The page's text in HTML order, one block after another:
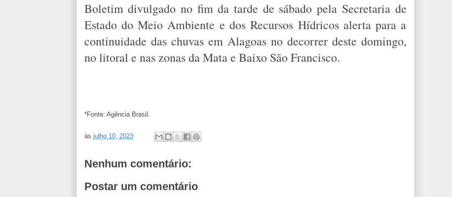
Boletim divulgado no fim da tarde de sábado pela Secretaria de
Estado do Meio Ambiente e dos Recursos Hídricos alerta para a
continuidade das chuvas em Alagoas no decorrer deste domingo,
no litoral e nas zonas da Mata e Baixo São Francisco.
*Fonte: Agência Brasil.
às julho 10, 2023
Nenhum comentário:
Postar um comentário